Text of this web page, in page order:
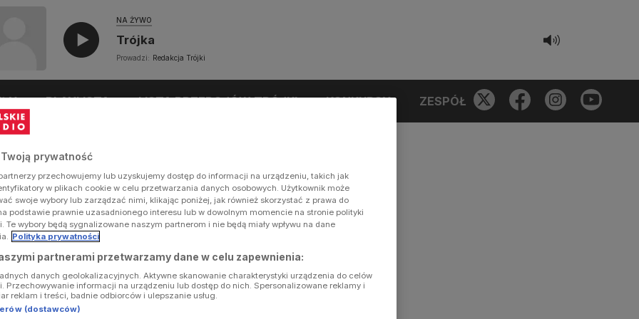
NA ŻYWO
Trójka
Prowadzi: Redakcja Trójki
PLAYLISTA LISTA PRZEBOJÓW TRÓJKI KONKURSY ZESPÓŁ
Twoją prywatność
przechowujemy lub uzyskujemy dostęp do informacji na urządzeniu, takich jak
w plikach cookie w celu przetwarzania danych osobowych. Użytkownik może
swoje wybory lub zarządzać nimi, klikając poniżej, jak również skorzystać z prawa do
podstawie prawnie uzasadnionego interesu lub w dowolnym momencie na stronie polityki
Te wybory będą sygnalizowane naszym partnerom i nie będą miały wpływu na dane
Polityka prywatności
partnerami przetwarzamy dane w celu zapewnienia:
danych geolokalizacyjnych. Aktywne skanowanie charakterystyki urządzenia do celów
Przechowywanie informacji na urządzeniu lub dostęp do nich. Spersonalizowane reklamy i
reklam i treści, badnie odbiorców i ulepszanie usług.
(dostawców)